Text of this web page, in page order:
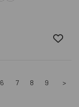
6 7 8 9 >